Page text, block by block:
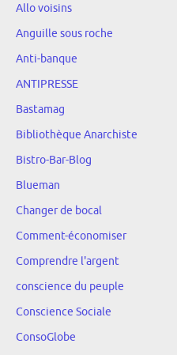
Allo voisins
Anguille sous roche
Anti-banque
ANTIPRESSE
Bastamag
Bibliothèque Anarchiste
Bistro-Bar-Blog
Blueman
Changer de bocal
Comment-économiser
Comprendre l'argent
conscience du peuple
Conscience Sociale
ConsoGlobe